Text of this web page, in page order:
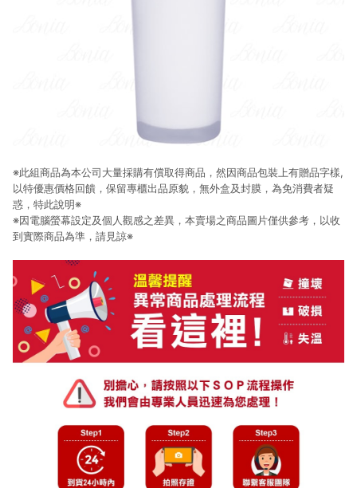
※此組商品為本公司大量採購有償取得商品，然因商品包裝上有贈品字樣,
以特優惠價格回饋，保留專櫃出品原貌，無外盒及封膜，為免消費者疑
惑，特此說明※
※因電腦螢幕設定及個人觀感之差異，本賣場之商品圖片僅供參考，以收
到實際商品為準，請見諒※